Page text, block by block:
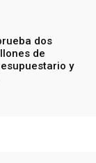
dos
de
y